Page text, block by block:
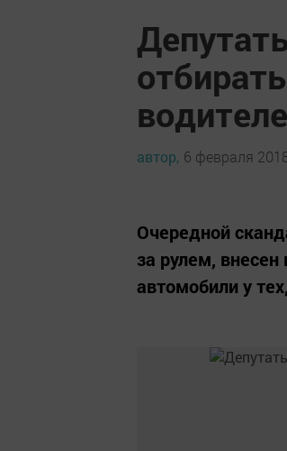
автор, 6 февраля
Очередной
за рулем,
автомобили у